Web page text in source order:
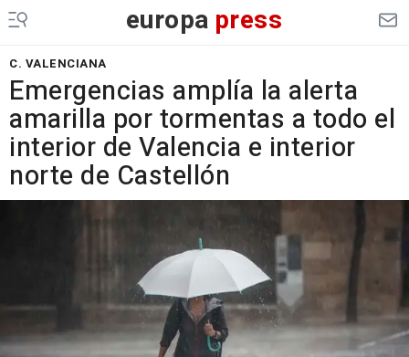
europa press
C. VALENCIANA
Emergencias amplía la alerta
amarilla por tormentas a todo el
interior de Valencia e interior
norte de Castellón